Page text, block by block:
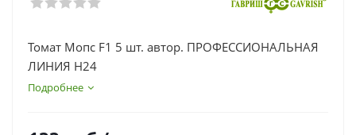
Томат Мопс F1 5 шт. автор. ПРОФЕССИОНАЛЬНАЯ
ЛИНИЯ Н24
Подробнее